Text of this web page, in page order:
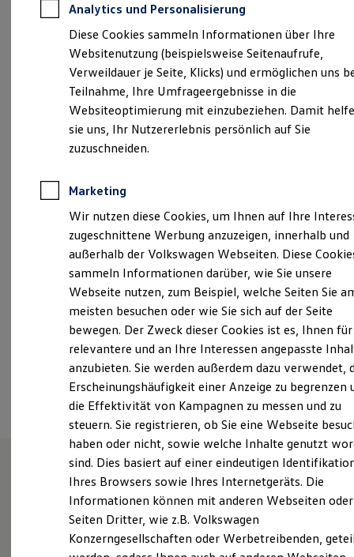
Kfz-Versicherung
Restschuldversicherungen
Garantien
Wartungsverträge
Geschäftskunden
Professional Class bei Volkswagen
Großkunden
Behörden
Direktkunden
Sonderfahrzeuge
Anpfiff zum Gewinn
Elektroautos
ID. Tutorials
Elektrofahrzeugkonzepte
Reichweite
Reichweite der ID. Modelle
Reichweite im Winter
Laden
Laden unterwegs
Laden Zuhause
Ladestationen finden
Ladezeitensimulator
Batterie
Sicherheit
Garantie und Lebensdauer
Nachhaltigkeit
Technologie
Kosten und Kauf
Verbrauchskosten
Kaufoptionen
E-Auto-Förderung
Software und Konnektivität
ID. Software Versionen und Updates
Digitale Extras
Schnittstellen zu Ihrem ID.
Schultz Automobilhandels SE (Impressum & Rechtliches )
info_47@gottfried-schultz.de
+49 2133 25160
Montag Freitag 07:00 18:00
Samstag
09:00-13:00 Uhr
Sonntag
Geschlossen
Ansprechpartner
Herzlich willkommen bei
Gottfried Schultz in
Dormagen.
Analytics und Personalisierung
Diese Cookies sammeln Informationen über Ihre
Websitenutzung (beispielsweise Seitenaufrufe,
Verweildauer je Seite, Klicks) und ermöglichen uns
Teilnahme, Ihre Umfrageergebnisse in die
Websiteoptimierung mit einzubeziehen. Damit
sie uns, Ihr Nutzererlebnis persönlich auf Sie
zuzuschneiden.
Marketing
Wir nutzen diese Cookies, um Ihnen auf Ihre
zugeschnittene Werbung anzuzeigen, innerhalb und
außerhalb der Volkswagen Webseiten. Diese
sammeln Informationen darüber, wie Sie unsere
Webseite nutzen, zum Beispiel, welche Seiten Sie
meisten besuchen oder wie Sie sich auf der Seite
bewegen. Der Zweck dieser Cookies ist es, Ihnen für
relevantere und an Ihre Interessen angepasste
anzubieten. Sie werden außerdem dazu verwendet,
Erscheinungshäufigkeit einer Anzeige zu begrenzen
die Effektivität von Kampagnen zu messen und zu
steuern. Sie registrieren, ob Sie eine Webseite
haben oder nicht, sowie welche Inhalte genutzt
sind. Dies basiert auf einer eindeutigen
Ihres Browsers sowie Ihres Internetgeräts. Die
Informationen können mit anderen Webseiten oder
Seiten Dritter, wie z.B. Volkswagen
Konzerngesellschaften oder Werbetreibenden,